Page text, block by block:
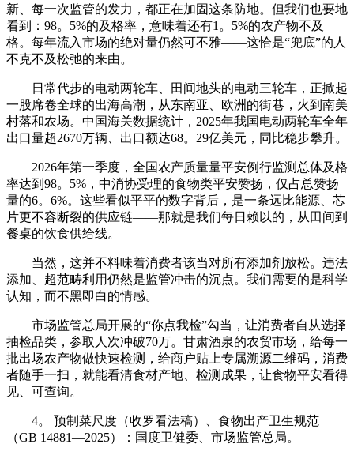
新、每一次监管的发力，都正在加固这条防地。但我们也要地
看到：98。5%的及格率，意味着还有1。5%的农产物不及
格。每年流入市场的绝对量仍然可不雅——这恰是“兜底”的人
不克不及松弛的来由。
日常代步的电动两轮车、田间地头的电动三轮车，正掀起
一股席卷全球的出海高潮，从东南亚、欧洲的街巷，火到南美
村落和农场。中国海关数据统计，2025年我国电动两轮车全年
出口量超2670万辆、出口额达68。29亿美元，同比稳步攀升。
2026年第一季度，全国农产质量量平安例行监测总体及格
率达到98。5%，中消协受理的食物类平安赞扬，仅占总赞扬
量的6。6%。这些看似平平的数字背后，是一条远比能源、芯
片更不容断裂的供应链——那就是我们每日赖以的，从田间到
餐桌的饮食供给线。
当然，这并不料味着消费者该当对所有添加剂放松。违法
添加、超范畴利用仍然是监管冲击的沉点。我们需要的是科学
认知，而不黑即白的情感。
市场监管总局开展的“你点我检”勾当，让消费者自从选择
抽检品类，参取人次冲破70万。甘肃酒泉的农贸市场，给每一
批出场农产物做快速检测，给商户贴上专属溯源二维码，消费
者随手一扫，就能看清食材产地、检测成果，让食物平安看得
见、可查询。
4。 预制菜尺度（收罗看法稿）、食物出产卫生规范
（GB 14881—2025）：国度卫健委、市场监管总局。